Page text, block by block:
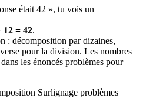
était 42 », tu vois un
12 = 42.
: décomposition par dizaines,
pour la division. Les nombres
dans les énoncés problèmes pour
Surlignage problèmes